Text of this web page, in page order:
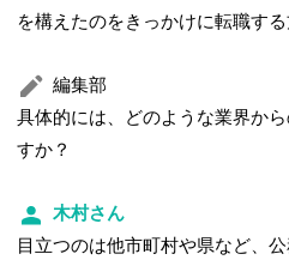
を構えたのをきっかけに転職する
編集部
具体的には、どのような業界か
すか？
木村さん
目立つのは他市町村や県など、